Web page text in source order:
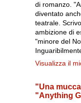
di romanzo.
diventato
teatrale.
ambizione di
"minore del
Visualizza il
"Una
"Anything